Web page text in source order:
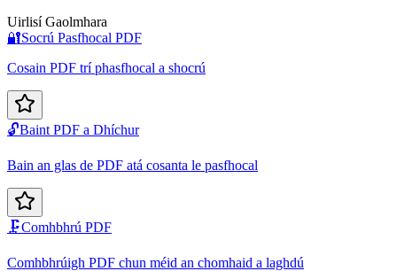
Uirlisí Gaolmhara
🔐Socrú Pasfhocal PDF
Cosain PDF trí phasfhocal a shocrú
🔓Baint PDF a Dhíchur
Bain an glas de PDF atá cosanta le pasfhocal
🗜️Comhbhrú PDF
Comhbhrúigh PDF chun méid an chomhaid a laghdú